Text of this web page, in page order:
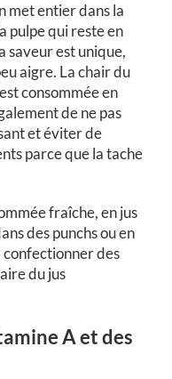
met entier dans la
pulpe qui reste en
saveur est unique,
aigre. La chair du
consommée en
de ne pas
et éviter de
parce que la tache
fraîche, en jus
des punchs ou en
des
du jus
A et des